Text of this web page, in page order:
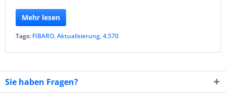
Mehr lesen
Tags: FIBARO,Aktualisierung,4.570
Sie haben Fragen?